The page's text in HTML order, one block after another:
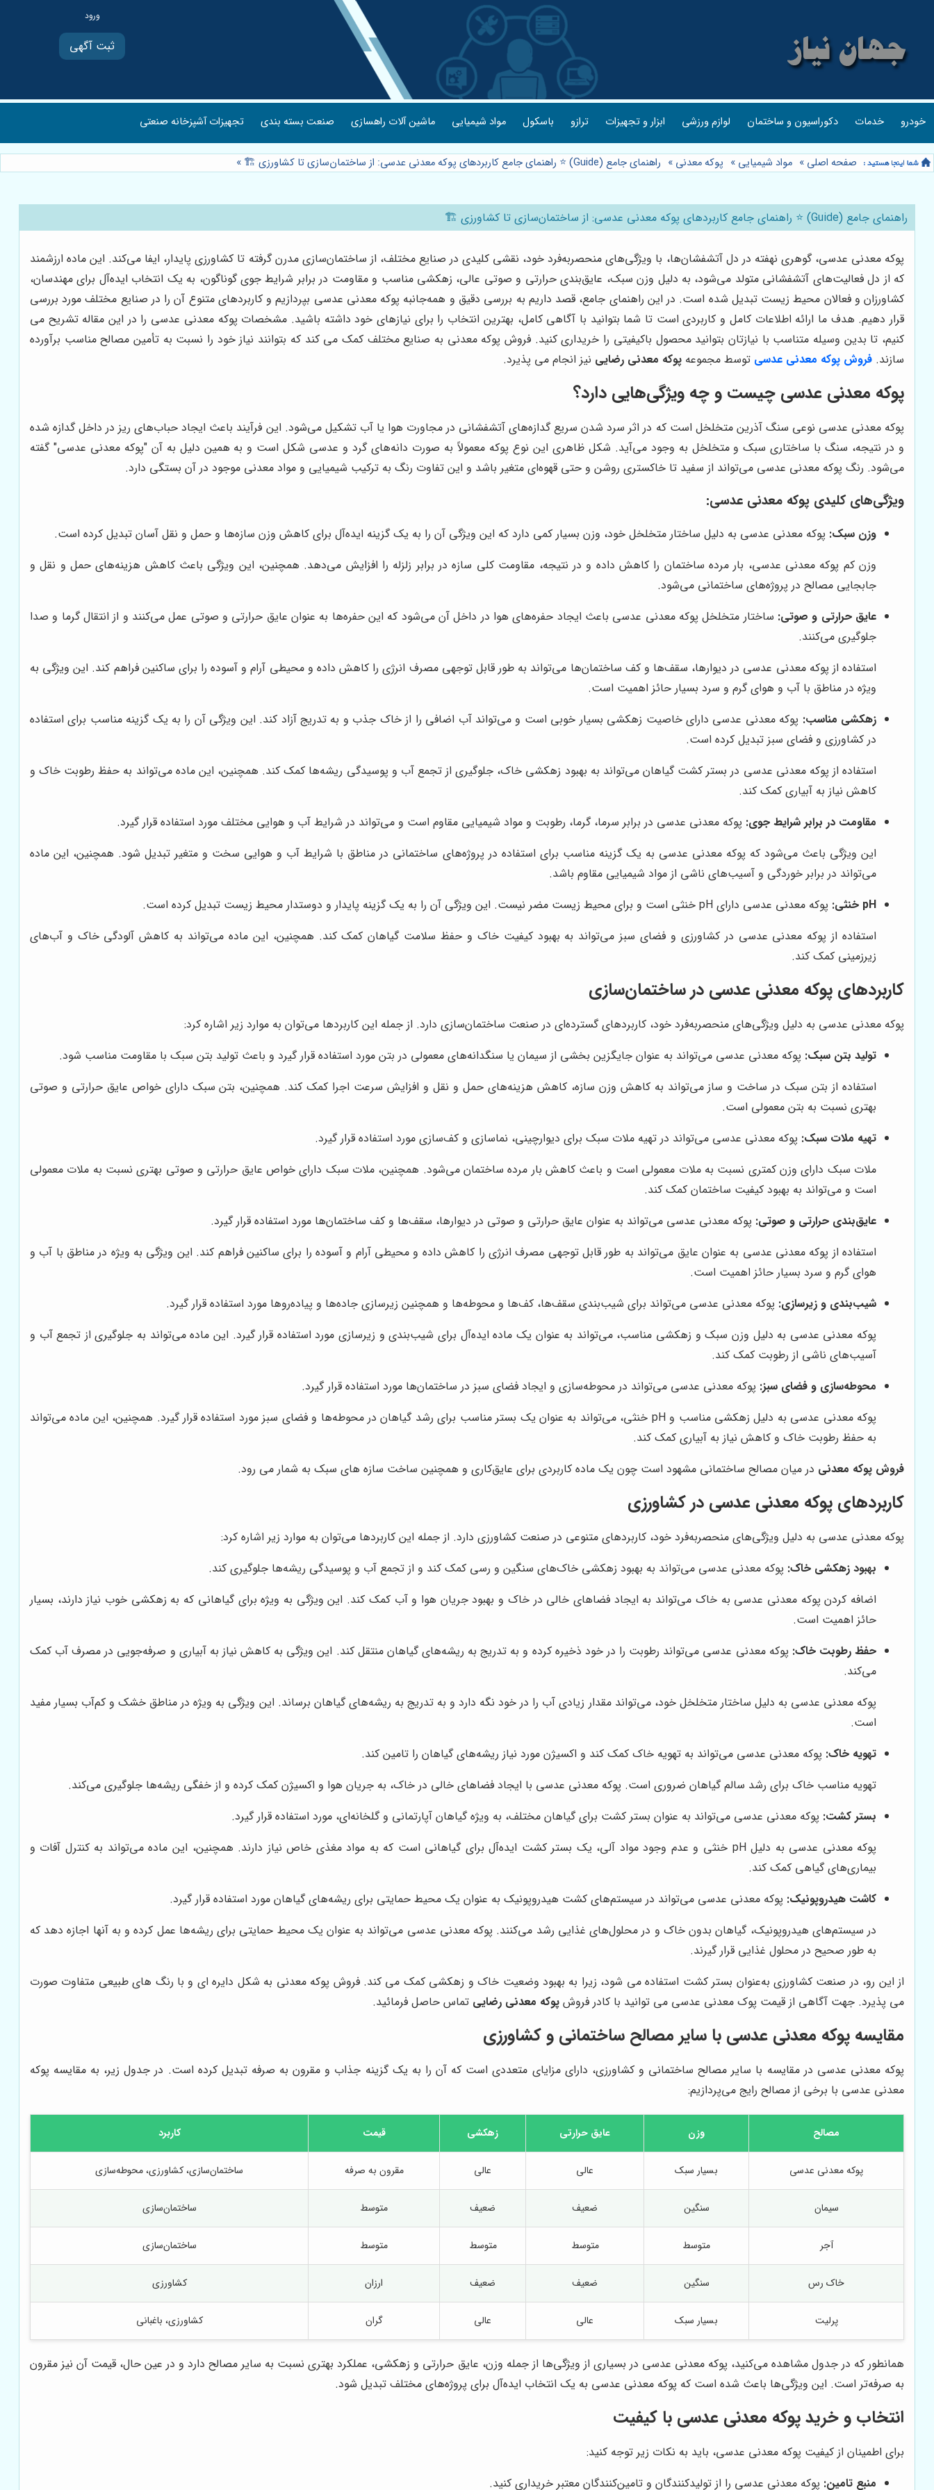
ثبت آگهی
خودرو خدمات دکوراسیون و ساختمان لوازم ورزشی ابزار و تجهیزات ترازو باسکول مواد شیمیایی ماشین آلات راهسازی صنعت بسته بندی تجهیزات آشپزخانه صنعتی
صفحه اصلی » مواد شیمیایی » پوکه معدنی » راهنمای جامع (Guide) ⭐️ راهنمای جامع کاربردهای پوکه معدنی عدسی: از ساختمان‌سازی تا کشاورزی 🏗️ »
راهنمای جامع (Guide) ⭐️ راهنمای جامع کاربردهای پوکه معدنی عدسی: از ساختمان‌سازی تا کشاورزی 🏗️
پوکه معدنی عدسی، گوهری نهفته در دل آتشفشان‌ها، با ویژگی‌های منحصربه‌فرد خود، نقشی کلیدی در صنایع مختلف، از ساختمان‌سازی مدرن گرفته تا کشاورزی پایدار، ایفا می‌کند. این ماده ارزشمند
که از دل فعالیت‌های آتشفشانی متولد می‌شود، به دلیل وزن سبک، عایق‌بندی حرارتی و صوتی عالی، زهکشی مناسب و مقاومت در برابر شرایط جوی گوناگون، به یک انتخاب ایده‌آل برای مهندسان،
کشاورزان و فعالان محیط زیست تبدیل شده است. در این راهنمای جامع، قصد داریم به بررسی دقیق و همه‌جانبه پوکه معدنی عدسی بپردازیم و کاربردهای متنوع آن را در صنایع مختلف مورد بررسی
قرار دهیم. هدف ما ارائه اطلاعات کامل و کاربردی است تا شما بتوانید با آگاهی کامل، بهترین انتخاب را برای نیازهای خود داشته باشید. مشخصات پوکه معدنی عدسی را در این مقاله تشریح می
کنیم، تا بدین وسیله متناسب با نیازتان بتوانید محصول باکیفیتی را خریداری کنید. فروش پوکه معدنی به صنایع مختلف کمک می کند که بتوانند نیاز خود را نسبت به تأمین مصالح مناسب برآورده
سازند. فروش پوکه معدنی عدسی توسط مجموعه پوکه معدنی رضایی نیز انجام می پذیرد.
پوکه معدنی عدسی چیست و چه ویژگی‌هایی دارد؟
پوکه معدنی عدسی نوعی سنگ آذرین متخلخل است که در اثر سرد شدن سریع گدازه‌های آتشفشانی در مجاورت هوا یا آب تشکیل می‌شود. این فرآیند باعث ایجاد حباب‌های ریز در داخل گدازه شده
و در نتیجه، سنگ با ساختاری سبک و متخلخل به وجود می‌آید. شکل ظاهری این نوع پوکه معمولاً به صورت دانه‌های گرد و عدسی شکل است و به همین دلیل به آن "پوکه معدنی عدسی" گفته
می‌شود. رنگ پوکه معدنی عدسی می‌تواند از سفید تا خاکستری روشن و حتی قهوه‌ای متغیر باشد و این تفاوت رنگ به ترکیب شیمیایی و مواد معدنی موجود در آن بستگی دارد.
ویژگی‌های کلیدی پوکه معدنی عدسی:
وزن سبک: پوکه معدنی عدسی به دلیل ساختار متخلخل خود، وزن بسیار کمی دارد که این ویژگی آن را به یک گزینه ایده‌آل برای کاهش وزن سازه‌ها و حمل و نقل آسان تبدیل کرده است.
وزن کم پوکه معدنی عدسی، بار مرده ساختمان را کاهش داده و در نتیجه، مقاومت کلی سازه در برابر زلزله را افزایش می‌دهد. همچنین، این ویژگی باعث کاهش هزینه‌های حمل و نقل و
جابجایی مصالح در پروژه‌های ساختمانی می‌شود.
عایق حرارتی و صوتی: ساختار متخلخل پوکه معدنی عدسی باعث ایجاد حفره‌های هوا در داخل آن می‌شود که این حفره‌ها به عنوان عایق حرارتی و صوتی عمل می‌کنند و از انتقال گرما و صدا
جلوگیری می‌کنند.
استفاده از پوکه معدنی عدسی در دیوارها، سقف‌ها و کف ساختمان‌ها می‌تواند به طور قابل توجهی مصرف انرژی را کاهش داده و محیطی آرام و آسوده را برای ساکنین فراهم کند. این ویژگی به
ویژه در مناطق با آب و هوای گرم و سرد بسیار حائز اهمیت است.
زهکشی مناسب: پوکه معدنی عدسی دارای خاصیت زهکشی بسیار خوبی است و می‌تواند آب اضافی را از خاک جذب و به تدریج آزاد کند. این ویژگی آن را به یک گزینه مناسب برای استفاده
در کشاورزی و فضای سبز تبدیل کرده است.
استفاده از پوکه معدنی عدسی در بستر کشت گیاهان می‌تواند به بهبود زهکشی خاک، جلوگیری از تجمع آب و پوسیدگی ریشه‌ها کمک کند. همچنین، این ماده می‌تواند به حفظ رطوبت خاک و
کاهش نیاز به آبیاری کمک کند.
مقاومت در برابر شرایط جوی: پوکه معدنی عدسی در برابر سرما، گرما، رطوبت و مواد شیمیایی مقاوم است و می‌تواند در شرایط آب و هوایی مختلف مورد استفاده قرار گیرد.
این ویژگی باعث می‌شود که پوکه معدنی عدسی به یک گزینه مناسب برای استفاده در پروژه‌های ساختمانی در مناطق با شرایط آب و هوایی سخت و متغیر تبدیل شود. همچنین، این ماده
می‌تواند در برابر خوردگی و آسیب‌های ناشی از مواد شیمیایی مقاوم باشد.
pH خنثی:
پوکه معدنی عدسی دارای pH خنثی است و برای محیط زیست مضر نیست. این ویژگی آن را به یک گزینه پایدار و دوستدار محیط زیست تبدیل کرده است.
استفاده از پوکه معدنی عدسی در کشاورزی و فضای سبز می‌تواند به بهبود کیفیت خاک و حفظ سلامت گیاهان کمک کند. همچنین، این ماده می‌تواند به کاهش آلودگی خاک و آب‌های
زیرزمینی کمک کند.
کاربردهای پوکه معدنی عدسی در ساختمان‌سازی
پوکه معدنی عدسی به دلیل ویژگی‌های منحصربه‌فرد خود، کاربردهای گسترده‌ای در صنعت ساختمان‌سازی دارد. از جمله این کاربردها می‌توان به موارد زیر اشاره کرد:
تولید بتن سبک: پوکه معدنی عدسی می‌تواند به عنوان جایگزین بخشی از سیمان یا سنگدانه‌های معمولی در بتن مورد استفاده قرار گیرد و باعث تولید بتن سبک با مقاومت مناسب شود.
استفاده از بتن سبک در ساخت و ساز می‌تواند به کاهش وزن سازه، کاهش هزینه‌های حمل و نقل و افزایش سرعت اجرا کمک کند. همچنین، بتن سبک دارای خواص عایق حرارتی و صوتی
بهتری نسبت به بتن معمولی است.
تهیه ملات سبک: پوکه معدنی عدسی می‌تواند در تهیه ملات سبک برای دیوارچینی، نماسازی و کف‌سازی مورد استفاده قرار گیرد.
ملات سبک دارای وزن کمتری نسبت به ملات معمولی است و باعث کاهش بار مرده ساختمان می‌شود. همچنین، ملات سبک دارای خواص عایق حرارتی و صوتی بهتری نسبت به ملات معمولی
است و می‌تواند به بهبود کیفیت ساختمان کمک کند.
عایق‌بندی حرارتی و صوتی: پوکه معدنی عدسی می‌تواند به عنوان عایق حرارتی و صوتی در دیوارها، سقف‌ها و کف ساختمان‌ها مورد استفاده قرار گیرد.
استفاده از پوکه معدنی عدسی به عنوان عایق می‌تواند به طور قابل توجهی مصرف انرژی را کاهش داده و محیطی آرام و آسوده را برای ساکنین فراهم کند. این ویژگی به ویژه در مناطق با آب و
هوای گرم و سرد بسیار حائز اهمیت است.
شیب‌بندی و زیرسازی: پوکه معدنی عدسی می‌تواند برای شیب‌بندی سقف‌ها، کف‌ها و محوطه‌ها و همچنین زیرسازی جاده‌ها و پیاده‌روها مورد استفاده قرار گیرد.
پوکه معدنی عدسی به دلیل وزن سبک و زهکشی مناسب، می‌تواند به عنوان یک ماده ایده‌آل برای شیب‌بندی و زیرسازی مورد استفاده قرار گیرد. این ماده می‌تواند به جلوگیری از تجمع آب و
آسیب‌های ناشی از رطوبت کمک کند.
محوطه‌سازی و فضای سبز: پوکه معدنی عدسی می‌تواند در محوطه‌سازی و ایجاد فضای سبز در ساختمان‌ها مورد استفاده قرار گیرد.
پوکه معدنی عدسی به دلیل زهکشی مناسب و pH خنثی، می‌تواند به عنوان یک بستر مناسب برای رشد گیاهان در محوطه‌ها و فضای سبز مورد استفاده قرار گیرد. همچنین، این ماده می‌تواند
به حفظ رطوبت خاک و کاهش نیاز به آبیاری کمک کند.
فروش پوکه معدنی در میان مصالح ساختمانی مشهود است چون یک ماده کاربردی برای عایق‌کاری و همچنین ساخت سازه های سبک به شمار می رود.
کاربردهای پوکه معدنی عدسی در کشاورزی
پوکه معدنی عدسی به دلیل ویژگی‌های منحصربه‌فرد خود، کاربردهای متنوعی در صنعت کشاورزی دارد. از جمله این کاربردها می‌توان به موارد زیر اشاره کرد:
بهبود زهکشی خاک: پوکه معدنی عدسی می‌تواند به بهبود زهکشی خاک‌های سنگین و رسی کمک کند و از تجمع آب و پوسیدگی ریشه‌ها جلوگیری کند.
اضافه کردن پوکه معدنی عدسی به خاک می‌تواند به ایجاد فضاهای خالی در خاک و بهبود جریان هوا و آب کمک کند. این ویژگی به ویژه برای گیاهانی که به زهکشی خوب نیاز دارند، بسیار
حائز اهمیت است.
حفظ رطوبت خاک: پوکه معدنی عدسی می‌تواند رطوبت را در خود ذخیره کرده و به تدریج به ریشه‌های گیاهان منتقل کند. این ویژگی به کاهش نیاز به آبیاری و صرفه‌جویی در مصرف آب کمک
می‌کند.
پوکه معدنی عدسی به دلیل ساختار متخلخل خود، می‌تواند مقدار زیادی آب را در خود نگه دارد و به تدریج به ریشه‌های گیاهان برساند. این ویژگی به ویژه در مناطق خشک و کم‌آب بسیار مفید
است.
تهویه خاک: پوکه معدنی عدسی می‌تواند به تهویه خاک کمک کند و اکسیژن مورد نیاز ریشه‌های گیاهان را تامین کند.
تهویه مناسب خاک برای رشد سالم گیاهان ضروری است. پوکه معدنی عدسی با ایجاد فضاهای خالی در خاک، به جریان هوا و اکسیژن کمک کرده و از خفگی ریشه‌ها جلوگیری می‌کند.
بستر کشت: پوکه معدنی عدسی می‌تواند به عنوان بستر کشت برای گیاهان مختلف، به ویژه گیاهان آپارتمانی و گلخانه‌ای، مورد استفاده قرار گیرد.
پوکه معدنی عدسی به دلیل pH خنثی و عدم وجود مواد آلی، یک بستر کشت ایده‌آل برای گیاهانی است که به مواد مغذی خاص نیاز دارند. همچنین، این ماده می‌تواند به کنترل آفات و
بیماری‌های گیاهی کمک کند.
کاشت هیدروپونیک: پوکه معدنی عدسی می‌تواند در سیستم‌های کشت هیدروپونیک به عنوان یک محیط حمایتی برای ریشه‌های گیاهان مورد استفاده قرار گیرد.
در سیستم‌های هیدروپونیک، گیاهان بدون خاک و در محلول‌های غذایی رشد می‌کنند. پوکه معدنی عدسی می‌تواند به عنوان یک محیط حمایتی برای ریشه‌ها عمل کرده و به آنها اجازه دهد که
به طور صحیح در محلول غذایی قرار گیرند.
از این رو، در صنعت کشاورزی به‌عنوان بستر کشت استفاده می شود، زیرا به بهبود وضعیت خاک و زهکشی کمک می کند. فروش پوکه معدنی به شکل دایره ای و با رنگ های طبیعی متفاوت صورت
می پذیرد. جهت آگاهی از قیمت پوک معدنی عدسی می توانید با کادر فروش پوکه معدنی رضایی تماس حاصل فرمائید.
مقایسه پوکه معدنی عدسی با سایر مصالح ساختمانی و کشاورزی
پوکه معدنی عدسی در مقایسه با سایر مصالح ساختمانی و کشاورزی، دارای مزایای متعددی است که آن را به یک گزینه جذاب و مقرون به صرفه تبدیل کرده است. در جدول زیر، به مقایسه پوکه
معدنی عدسی با برخی از مصالح رایج می‌پردازیم:
مصالح وزن عایق حرارتی زهکشی قیمت کاربرد
پوکه معدنی عدسی بسیار سبک عالی عالی مقرون به صرفه ساختمان‌سازی، کشاورزی، محوطه‌سازی
سیمان سنگین ضعیف ضعیف متوسط ساختمان‌سازی
آجر متوسط متوسط متوسط متوسط ساختمان‌سازی
خاک رس سنگین ضعیف ضعیف ارزان کشاورزی
پرلیت بسیار سبک عالی عالی گران کشاورزی، باغبانی
همانطور که در جدول مشاهده می‌کنید، پوکه معدنی عدسی در بسیاری از ویژگی‌ها از جمله وزن، عایق حرارتی و زهکشی، عملکرد بهتری نسبت به سایر مصالح دارد و در عین حال، قیمت آن نیز مقرون
به صرفه‌تر است. این ویژگی‌ها باعث شده است که پوکه معدنی عدسی به یک انتخاب ایده‌آل برای پروژه‌های مختلف تبدیل شود.
انتخاب و خرید پوکه معدنی عدسی با کیفیت
برای اطمینان از کیفیت پوکه معدنی عدسی، باید به نکات زیر توجه کنید:
منبع تامین: پوکه معدنی عدسی را از تولیدکنندگان و تامین‌کنندگان معتبر خریداری کنید.